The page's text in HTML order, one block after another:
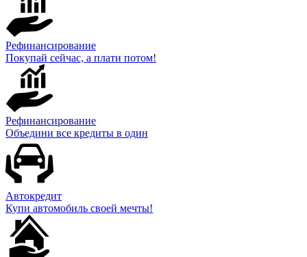
Рефинансирование
Покупай сейчас, а плати потом!
Рефинансирование
Объедини все кредиты в один
Автокредит
Купи автомобиль своей мечты!